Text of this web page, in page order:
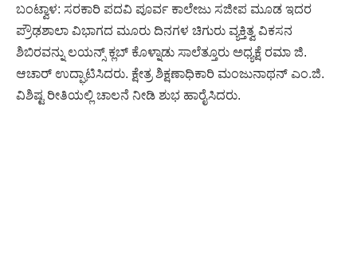
ಬಂಟ್ವಾಳ: ಸರಕಾರಿ ಪದವಿ ಪೂರ್ವ ಕಾಲೇಜು ಸಜೀಪ ಮೂಡ ಇದರ
ಪ್ರೌಢಶಾಲಾ ವಿಭಾಗದ ಮೂರು ದಿನಗಳ ಚಿಗುರು ವ್ಯಕ್ತಿತ್ವ ವಿಕಸನ
ಶಿಬಿರವನ್ನು ಲಯನ್ಸ್ ಕ್ಲಬ್ ಕೊಳ್ನಾಡು ಸಾಲೆತ್ತೂರು ಅಧ್ಯಕ್ಷೆ ರಮಾ ಜಿ.
ಆಚಾರ್ ಉದ್ಘಾಟಿಸಿದರು. ಕ್ಷೇತ್ರ ಶಿಕ್ಷಣಾಧಿಕಾರಿ ಮಂಜುನಾಥನ್ ಎಂ.ಜಿ.
ವಿಶಿಷ್ಟ ರೀತಿಯಲ್ಲಿ ಚಾಲನೆ ನೀಡಿ ಶುಭ ಹಾರೈಸಿದರು.